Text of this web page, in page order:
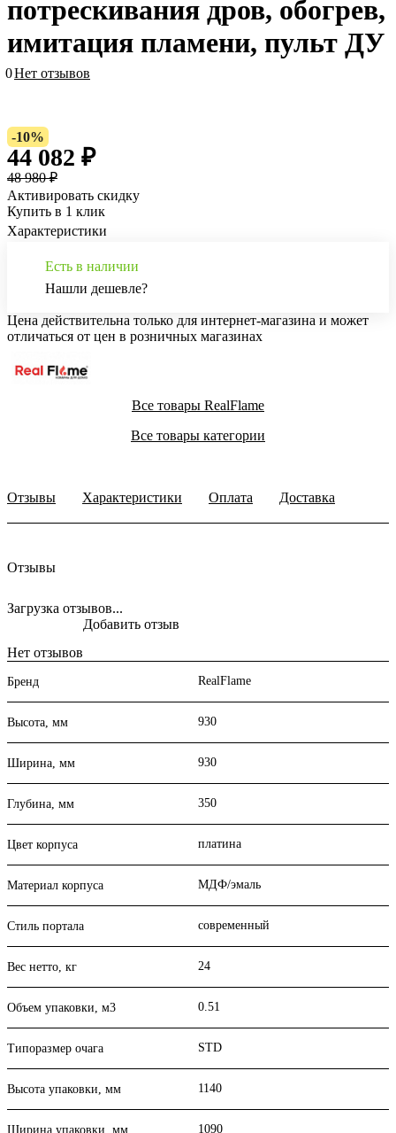
потрескивания дров, обогрев,
имитация пламени, пульт ДУ
0Нет отзывов
-10%
44 082 ₽
48 980 ₽
Активировать скидку
Купить в 1 клик
Характеристики
Есть в наличии
Нашли дешевле?
Цена действительна только для интернет-магазина и может
отличаться от цен в розничных магазинах
Все товары RealFlame
Все товары категории
Отзывы Характеристики Оплата Доставка
Отзывы
Загрузка отзывов...
Нет отзывов
Добавить отзыв
Бренд RealFlame
Высота, мм 930
Ширина, мм 930
Глубина, мм 350
Цвет корпуса платина
Материал корпуса МДФ/эмаль
Стиль портала современный
Вес нетто, кг 24
Объем упаковки, м3 0.51
Типоразмер очага STD
Высота упаковки, мм 1140
Ширина упаковки, мм 1090